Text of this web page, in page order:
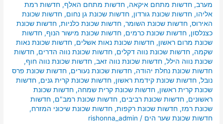
מערב,חדשות מתחם איקאה,חדשות מתחם האלף,חדשות רמת
אליהו,חדשות שכונת גורדון,חדשות שכונת גן נחום,חדשות שכונת
האירוס,חדשות שכונת השומר,חדשות שכונת כלניות,חדשות שכונת
כצנלסון,חדשות שכונת כרמים,חדשות שכונת מישור הנוף,חדשות
שכונת מרום ראשון,חדשות שכונת נאות אשלים,חדשות שכונת נאות
שקמה,חדשות שכונת נווה דקלים,חדשות שכונת נווה הדרים,חדשות
שכונת נווה הילל,חדשות שכונת נווה זאב,חדשות שכונת נווה חוף,
חדשות שכונת נחלת יהודה,חדשות שכונת נעורים,חדשות שכונת פרס
נובל,חדשות שכונת קידמת ראשון,חדשות שכונת קרית גנים,חדשות
שכונת קרית ראשון,חדשות שכונת קרית שמחה,חדשות שכונת
ראשונים,חדשות שכונת רביבים,חדשות שכונת רמב"ם,חדשות
שכונת רמז,חדשות שכונת רקפות,חדשות שכונת שיכוני המזרח,
חדשות שכונת שער הים /
rishonna_admin